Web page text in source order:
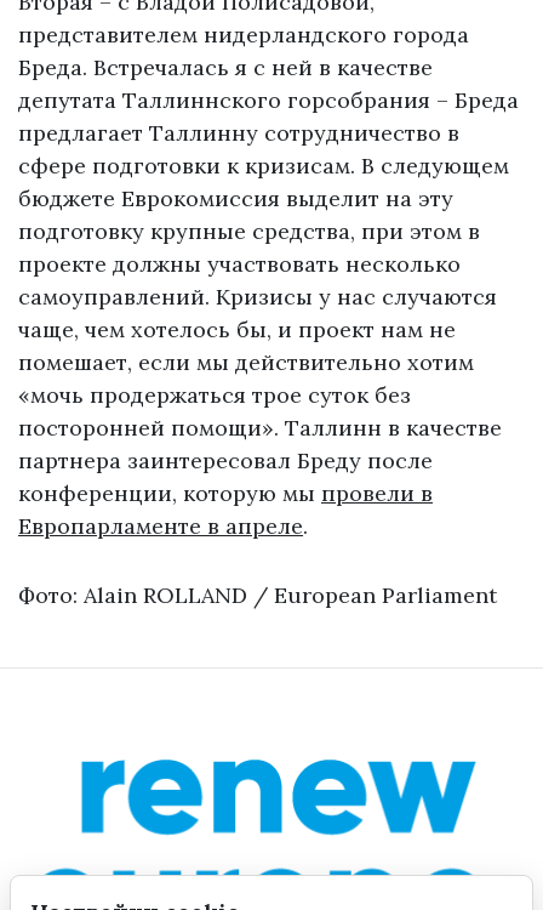
представителем нидерландского города
Бреда. Встречалась я с ней в качестве
депутата Таллиннского горсобрания – Бреда
предлагает Таллинну сотрудничество в
сфере подготовки к кризисам. В следующем
бюджете Еврокомиссия выделит на эту
подготовку крупные средства, при этом в
проекте должны участвовать несколько
самоуправлений. Кризисы у нас случаются
чаще, чем хотелось бы, и проект нам не
помешает, если мы действительно хотим
«мочь продержаться трое суток без
посторонней помощи». Таллинн в качестве
партнера заинтересовал Бреду после
конференции, которую мы провели в
Европарламенте в апреле.
Фото: Alain ROLLAND / European Parliament